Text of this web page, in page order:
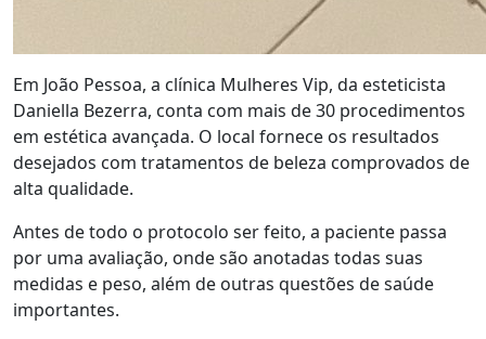
Em João Pessoa, a clínica Mulheres Vip, da esteticista
Daniella Bezerra, conta com mais de 30 procedimentos
em estética avançada. O local fornece os resultados
desejados com tratamentos de beleza comprovados de
alta qualidade.
Antes de todo o protocolo ser feito, a paciente passa
por uma avaliação, onde são anotadas todas suas
medidas e peso, além de outras questões de saúde
importantes.